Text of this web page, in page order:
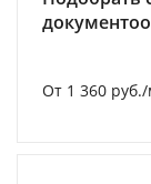
От 1 360